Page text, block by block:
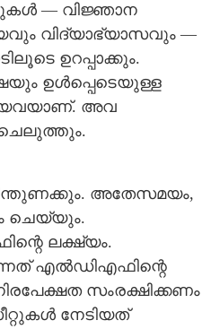
— വിജ്ഞാന
വിദ്യാഭ്യാസവും —
ഉറപ്പാക്കും.
ഉൾപ്പെടെയുള്ള
അവ
ചെലുത്തും.
അതേസമയം,
ചെയ്യും.
ലക്ഷ്യം.
എൽഡിഎഫിന്റെ
സംരക്ഷിക്കണം
നേടിയത്
Share this link